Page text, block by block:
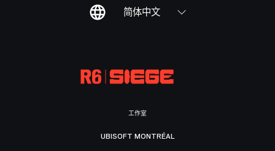
简体中文
工作室
UBISOFT MONTRÉAL